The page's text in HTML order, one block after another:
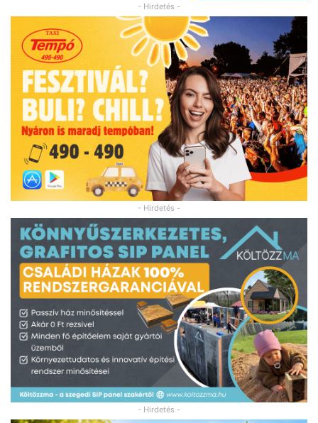
- Hirdetés -
- Hirdetés -
- Hirdetés -